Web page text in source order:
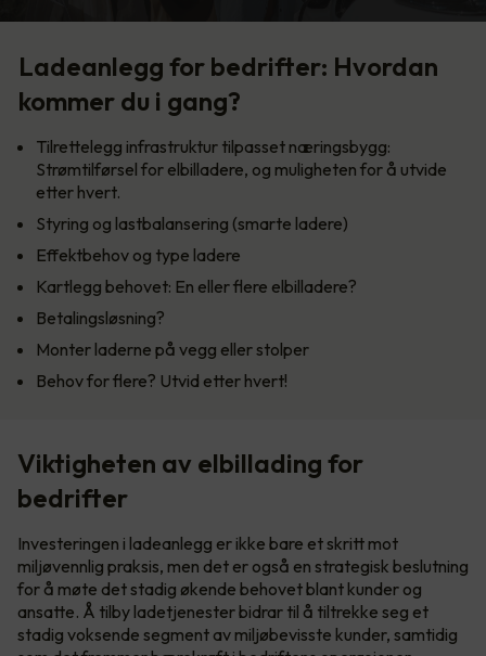
Ladeanlegg for bedrifter: Hvordan
kommer du i gang?
Tilrettelegg infrastruktur tilpasset næringsbygg:
Strømtilførsel for elbilladere, og muligheten for å utvide
etter hvert.
Styring og lastbalansering (smarte ladere)
Effektbehov og type ladere
Kartlegg behovet: En eller flere elbilladere?
Betalingsløsning?
Monter laderne på vegg eller stolper
Behov for flere? Utvid etter hvert!
Viktigheten av elbillading for
bedrifter
Investeringen i ladeanlegg er ikke bare et skritt mot
miljøvennlig praksis, men det er også en strategisk beslutning
for å møte det stadig økende behovet blant kunder og
ansatte. Å tilby ladetjenester bidrar til å tiltrekke seg et
stadig voksende segment av miljøbevisste kunder, samtidig